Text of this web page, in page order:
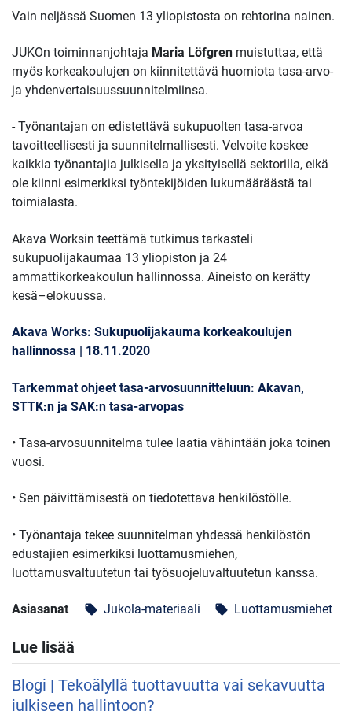
Vain neljässä Suomen 13 yliopistosta on rehtorina nainen.
JUKOn toiminnanjohtaja Maria Löfgren muistuttaa, että
myös korkeakoulujen on kiinnitettävä huomiota tasa-arvo-
ja yhdenvertaisuussuunnitelmiinsa.
- Työnantajan on edistettävä sukupuolten tasa-arvoa
tavoitteellisesti ja suunnitelmallisesti. Velvoite koskee
kaikkia työnantajia julkisella ja yksityisellä sektorilla, eikä
ole kiinni esimerkiksi työntekijöiden lukumääräästä tai
toimialasta.
Akava Worksin teettämä tutkimus tarkasteli
sukupuolijakaumaa 13 yliopiston ja 24
ammattikorkeakoulun hallinnossa. Aineisto on kerätty
kesä–elokuussa.
Akava Works: Sukupuolijakauma korkeakoulujen
hallinnossa | 18.11.2020
Tarkemmat ohjeet tasa-arvosuunnitteluun: Akavan,
STTK:n ja SAK:n tasa-arvopas
• Tasa-arvosuunnitelma tulee laatia vähintään joka toinen
vuosi.
• Sen päivittämisestä on tiedotettava henkilöstölle.
• Työnantaja tekee suunnitelman yhdessä henkilöstön
edustajien esimerkiksi luottamusmiehen,
luottamusvaltuutetun tai työsuojeluvaltuutetun kanssa.
Asiasanat local_offer Jukola-materiaali local_offer Luottamusmiehet
Lue lisää
Blogi | Tekoälyllä tuottavuutta vai sekavuutta
julkiseen hallintoon?